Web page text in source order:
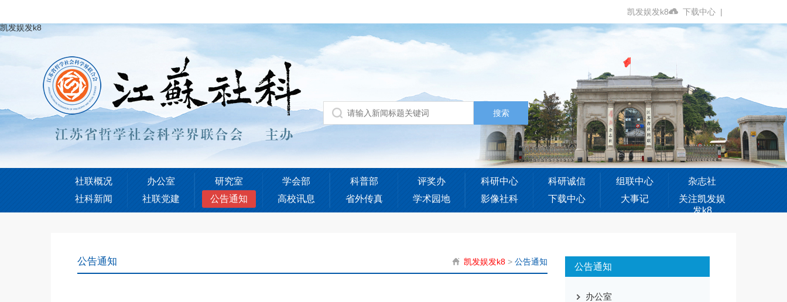
凯发娱发k8 下载中心 |
凯发娱发k8
社联概况 办公室 研究室 学会部 科普部 评奖办 科研中心 科研诚信 组联中心
杂志社
社科新闻
社联党建 公告通知 高校讯息 省外传真 学术园地 影像社科 下载中心 大事记
关注凯发娱
发k8
公告通知 凯发娱发k8> 公告通知 公告通知
办公室